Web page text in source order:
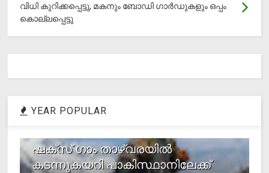
വിധി കുറിക്കപ്പെട്ടു, മകനും ബോഡി ഗാര്‍ഡുകളും ഒപ്പം
കൊല്ലപ്പെട്ടു
YEAR POPULAR
ഷക്സ് ​ഗാം താഴ്‌വരയിൽ
കടന്നുകയറി പാകിസ്ഥാനിലേക്ക്